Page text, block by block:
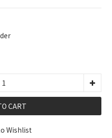
CART
Wishlist